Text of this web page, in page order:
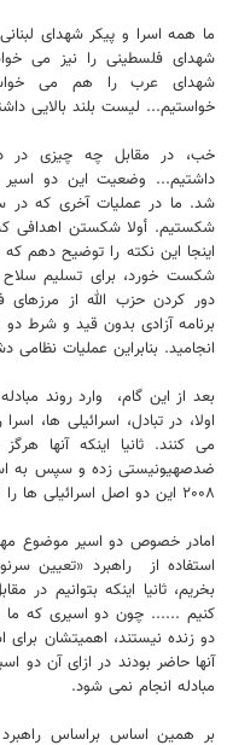
ما همه اسرا و پیکر شهدای
شهدای فلسطینی را نیز می
شهدای عرب را هم می
خواستیم... لیست بلند بالایی
خب، در مقابل چه چیزی در
داشتیم... وضعیت این دو اسیر
شکستیم. أولا شکستن اهدافی
اینجا این نکته را توضیح دهم
شکست خورد، برای تسلیم
دور کردن حزب الله از
برنامه آزادی بدون قید و شرط
انجامید. بنابراین عملیات
بعد از این گام، وارد روند
اولا، در تبادل، اسرائیلی ها،
می کنند. ثانیا اینکه آنها
ضدصهیونیستی زده و سپس به
۲۰۰۸ این دو اصل اسرائیلی ها را از میان برداشت.
امادر خصوص دو اسیر موضوع
استفاده از راهبرد «تعیین
بخریم، ثانیا اینکه بتوانیم
کنیم ...... چون دو اسیری که ما
دو زنده نیستند، اهمیتشان برای
آنها حاضر بودند در ازای آن دو
مبادله انجام نمی شود.
بر همین اساس براساس